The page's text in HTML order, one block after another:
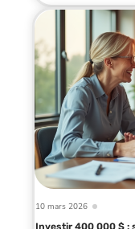
10 mars 2026
Investir 400 000 $ :